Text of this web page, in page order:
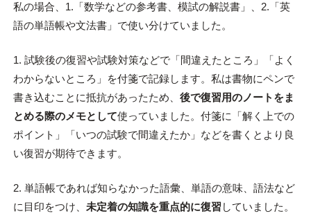
私の場合、1.「数学などの参考書、模試の解説書」、2.「英
語の単語帳や文法書」で使い分けていました。
1. 試験後の復習や試験対策などで「間違えたところ」「よく
わからないところ」を付箋で記録します。私は書物にペンで
書き込むことに抵抗があったため、 後で復習用のノートをま
とめる際のメモとして使っていました。付箋に「解く上での
ポイント」「いつの試験で間違えたか」などを書くとより良
い復習が期待できます。
2. 単語帳であれば知らなかった語彙、単語の意味、語法など
に目印をつけ、 未定着の知識を重点的に復習 していました。